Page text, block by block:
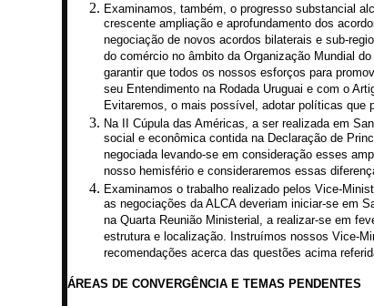
Examinamos, também, o progresso substancial
crescente ampliação e aprofundamento dos
negociação de novos acordos bilaterais e sub-
do comércio no âmbito da Organização Mundial
garantir que todos os nossos esforços para
seu Entendimento na Rodada Uruguai e com o
Evitaremos, o mais possível, adotar políticas que
Na II Cúpula das Américas, a ser realizada em
social e econômica contida na Declaração de
negociada levando-se em consideração esses
nosso hemisfério e consideraremos essas
Examinamos o trabalho realizado pelos Vice-
as negociações da ALCA deveriam iniciar-se em
na Quarta Reunião Ministerial, a realizar-se em
estrutura e localização. Instruímos nossos Vice-
recomendações acerca das questões acima
ÁREAS DE CONVERGÊNCIA E TEMAS PENDENTES